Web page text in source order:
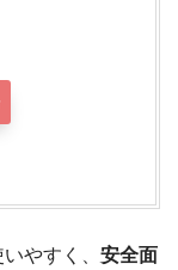
やすく、 安全面